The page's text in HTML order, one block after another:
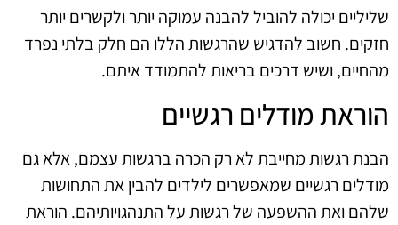
שליליים יכולה להוביל להבנה עמוקה יותר ולקשרים יותר
חזקים. חשוב להדגיש שהרגשות הללו הם חלק בלתי נפרד
מהחיים, ושיש דרכים בריאות להתמודד איתם.
הוראת מודלים רגשיים
הבנת רגשות מחייבת לא רק הכרה ברגשות עצמם, אלא גם
מודלים רגשיים שמאפשרים לילדים להבין את התחושות
שלהם ואת ההשפעה של רגשות על התנהגויותיהם. הוראת